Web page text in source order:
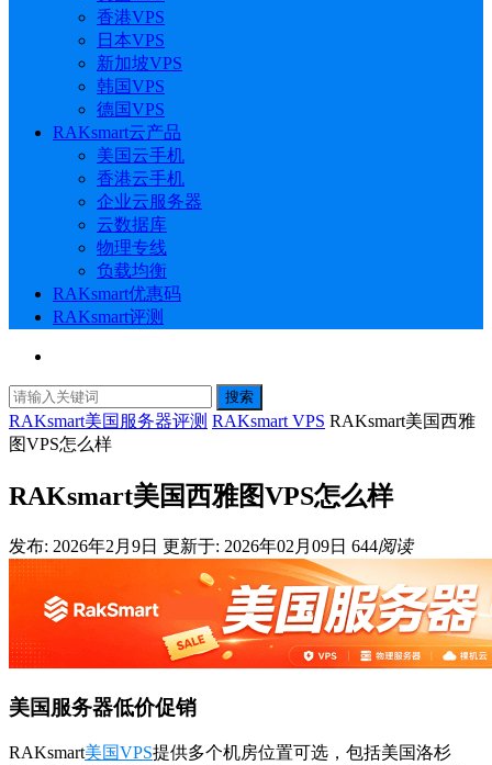
香港VPS
日本VPS
新加坡VPS
韩国VPS
德国VPS
RAKsmart云产品
美国云手机
香港云手机
企业云服务器
云数据库
物理专线
负载均衡
RAKsmart优惠码
RAKsmart评测
搜索
RAKsmart美国服务器评测 RAKsmart VPS RAKsmart美国西雅
图VPS怎么样
RAKsmart美国西雅图VPS怎么样
发布: 2026年2月9日 更新于: 2026年02月09日 644阅读
美国服务器低价促销
RAKsmart美国VPS提供多个机房位置可选，包括美国洛杉